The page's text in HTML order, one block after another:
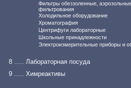
Фильтры обеззоленные,
фильтрования
Холодильное оборудование
Хроматография
Центрифуги лабораторные
Школьные принадлежности
Электроизмерительные приборы и
8 ..... Лабораторная посуда
9 ..... Химреактивы